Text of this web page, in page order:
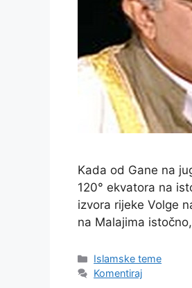
Kada od Gane na
120° ekvatora na
izvora rijeke Volge
na Malajima
Kategorije
Islamske teme
Komentiraj